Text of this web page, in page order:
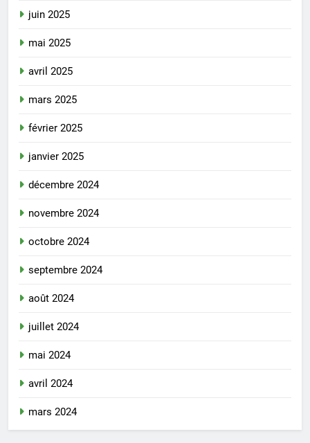
juin 2025
mai 2025
avril 2025
mars 2025
février 2025
janvier 2025
décembre 2024
novembre 2024
octobre 2024
septembre 2024
août 2024
juillet 2024
mai 2024
avril 2024
mars 2024